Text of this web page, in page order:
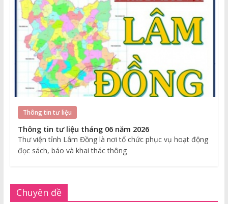
Thông tin tư liệu
Thông tin tư liệu tháng 06 năm 2026
Thư viện tỉnh Lâm Đồng là nơi tổ chức phục vụ hoạt động
đọc sách, báo và khai thác thông
Chuyên đề